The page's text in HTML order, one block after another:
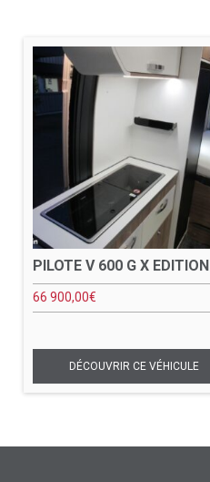
PILOTE V 600 G X EDITION
66 900,00€